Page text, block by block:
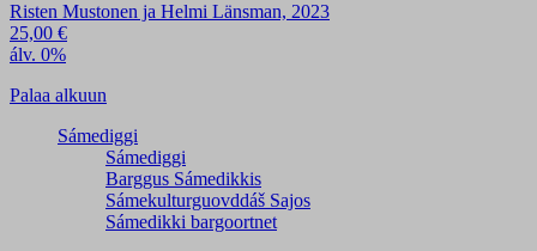
Risten Mustonen ja Helmi Länsman, 2023
25,00 €
álv. 0%
Palaa alkuun
Sámediggi
Sámediggi
Barggus Sámedikkis
Sámekulturguovddáš Sajos
Sámedikki bargoortnet